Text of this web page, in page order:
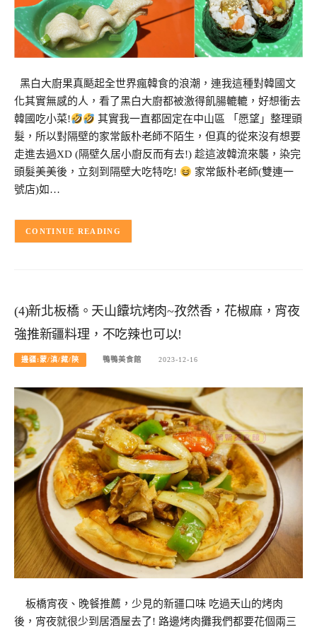
黑白大廚果真颳起全世界瘋韓食的浪潮，連我這種對韓國文
化其實無感的人，看了黑白大廚都被激得飢腸轆轆，好想衝去
韓國吃小菜!
其實我一直都固定在中山區 「愿望」整理頭
髮，所以對隔壁的家常飯朴老師不陌生，但真的從來沒有想要
走進去過XD (隔壁久居小廚反而有去!) 趁這波韓流來襲，染完
頭髮美美後，立刻到隔壁大吃特吃!
家常飯朴老師(雙連一
號店)如…
CONTINUE READING
(4)新北板橋。天山饢坑烤肉~孜然香，花椒麻，宵夜
強推新疆料理，不吃辣也可以!
邊疆:蒙/滇/藏/陝 鴨鴨美食館 2023-12-16
板橋宵夜、晚餐推薦，少見的新疆口味 吃過天山的烤肉
後，宵夜就很少到居酒屋去了! 路邊烤肉攤我們都要花個兩三